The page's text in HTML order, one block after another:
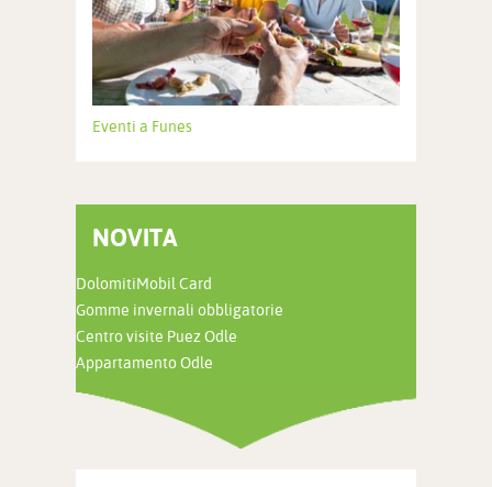
Eventi a Funes
NOVITA
DolomitiMobil Card
Gomme invernali obbligatorie
Centro visite Puez Odle
Appartamento Odle